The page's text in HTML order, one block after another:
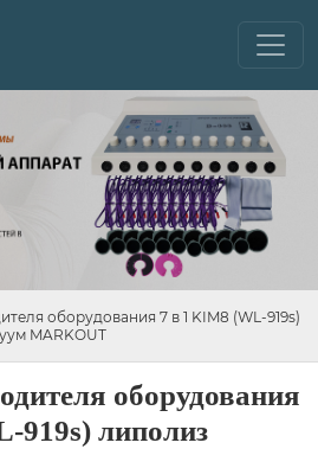
оборудования 7 в 1 KIM8 (WL-919s)
MARKOUT
оборудования
919s) липолиз